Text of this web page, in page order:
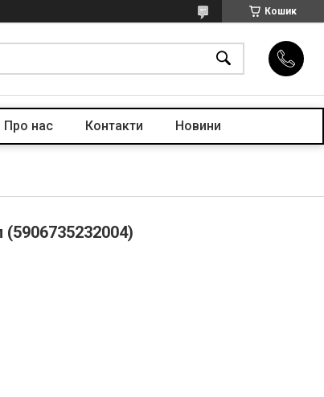
Кошик
Про нас Контакти Новини